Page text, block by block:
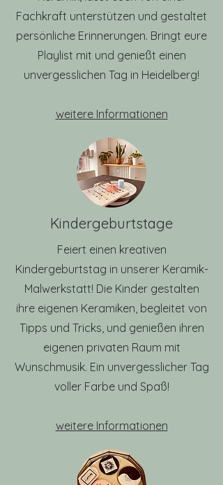
Fachkraft unterstützen und gestaltet
persönliche Erinnerungen. Bringt eure
Playlist mit und genießt einen
unvergesslichen Tag in Heidelberg!
weitere Informationen
Kindergeburtstage
Feiert einen kreativen
Kindergeburtstag in unserer Keramik-
Malwerkstatt! Die Kinder gestalten
ihre eigenen Keramiken, begleitet von
Tipps und Tricks, und genießen ihren
eigenen privaten Raum mit
Wunschmusik. Ein unvergesslicher Tag
voller Farbe und Spaß!
weitere Informationen